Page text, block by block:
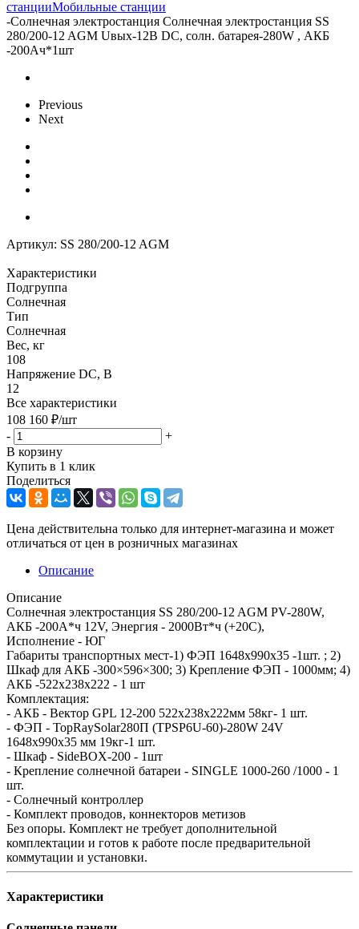
станцииМобильные станции
-Солнечная электростанция Солнечная электростанция SS
280/200-12 AGM Uвых-12В DC, солн. батарея-280W , АКБ
-200Aч*1шт
Previous
Next
Артикул: SS 280/200-12 AGM
Характеристики
Подгруппа
Солнечная
Тип
Солнечная
Вес, кг
108
Напряжение DC, В
12
Все характеристики
108 160 ₽/шт
-
+
В корзину
Купить в 1 клик
Поделиться
Цена действительна только для интернет-магазина и может
отличаться от цен в розничных магазинах
Описание
Описание
Солнечная электростанция SS 280/200-12 AGM PV-280W,
АКБ -200А*ч 12V, Энергия - 2000Вт*ч (+20С),
Исполнение - ЮГ
Габариты транспортных мест-1) ФЭП 1648x990x35 -1шт. ; 2)
Шкаф для АКБ -300×596×300; 3) Крепление ФЭП - 1000мм; 4)
АКБ -522x238x222 - 1 шт
Комплектация:
- АКБ - Вектор GPL 12-200 522x238x222мм 58кг- 1 шт.
- ФЭП - TopRaySolar280П (TPSP6U-60)-280W 24V
1648x990x35 мм 19кг-1 шт.
- Шкаф - SideBOX-200 - 1шт
- Крепление солнечной батареи - SINGLE 1000-260 /1000 - 1
шт.
- Солнечный контроллер
- Комплект проводов, коннекторов метизов
Без опоры. Комплект не требует дополнительной
комплектации и готов к работе после предварительной
коммутации и установки.
Характеристики